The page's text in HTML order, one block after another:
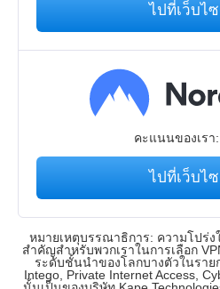
ไปที่เว็บไ
คะแนนของเรา:
ไปที่เว็บไ
หมายเหตุบรรณาธิการ: ความโปร่ง
สำคัญสำหรับพวกเราในการเลือก
ระดับชั้นนำของโลกบางตัวในราย
Intego, Private Internet Access,